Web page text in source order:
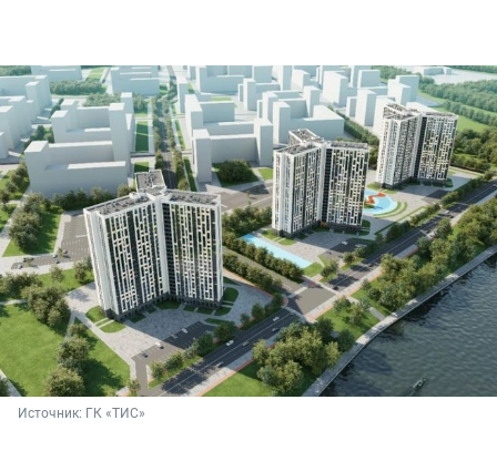
Источник: ГК «ТИС»